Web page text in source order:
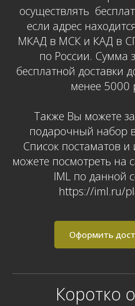
осуществлять
если адрес
МКАД в МСК и КАД в
по России. Сумма
бесплатной доставки
менее 5000
Также Вы можете
подарочный набор
Список постаматов и
можете посмотреть на
IML по данной
https://iml.ru/
Коротко